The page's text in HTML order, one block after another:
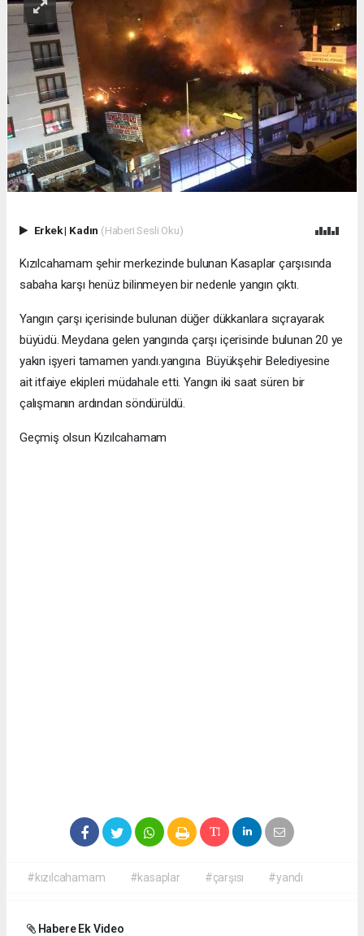
Erkek| Kadın (Haberi Sesli Oku)
Kızılcahamam şehir merkezinde bulunan Kasaplar çarşısında
sabaha karşı henüz bilinmeyen bir nedenle yangın çıktı.
Yangın çarşı içerisinde bulunan düğer dükkanlara sıçrayarak
büyüdü. Meydana gelen yangında çarşı içerisinde bulunan 20 ye
yakın işyeri tamamen yandı.yangına Büyükşehir Belediyesine
ait itfaiye ekipleri müdahale etti. Yangın iki saat süren bir
çalışmanın ardından söndürüldü.
Geçmiş olsun Kızılcahamam
#kızılcahamam #kasaplar #çarşısı #yandı
Habere Ek Video